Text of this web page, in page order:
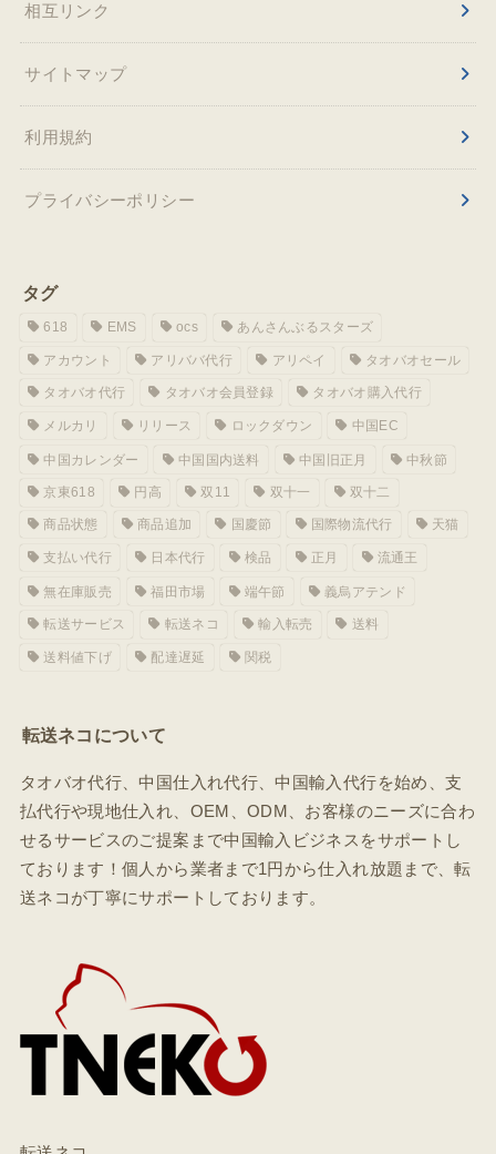
相互リンク
サイトマップ
利用規約
プライバシーポリシー
タグ
618 EMS ocs あんさんぶるスターズ
アカウント アリババ代行 アリペイ タオバオセール
タオバオ代行 タオバオ会員登録 タオバオ購入代行
メルカリ リリース ロックダウン 中国EC
中国カレンダー 中国国内送料 中国旧正月 中秋節
京東618 円高 双11 双十一 双十二
商品状態 商品追加 国慶節 国際物流代行 天猫
支払い代行 日本代行 検品 正月 流通王
無在庫販売 福田市場 端午節 義烏アテンド
転送サービス 転送ネコ 輸入転売 送料
送料値下げ 配達遅延 関税
転送ネコについて
タオバオ代行、中国仕入れ代行、中国輸入代行を始め、支
払代行や現地仕入れ、OEM、ODM、お客様のニーズに合わ
せるサービスのご提案まで中国輸入ビジネスをサポートし
ております！個人から業者まで1円から仕入れ放題まで、転
送ネコが丁寧にサポートしております。